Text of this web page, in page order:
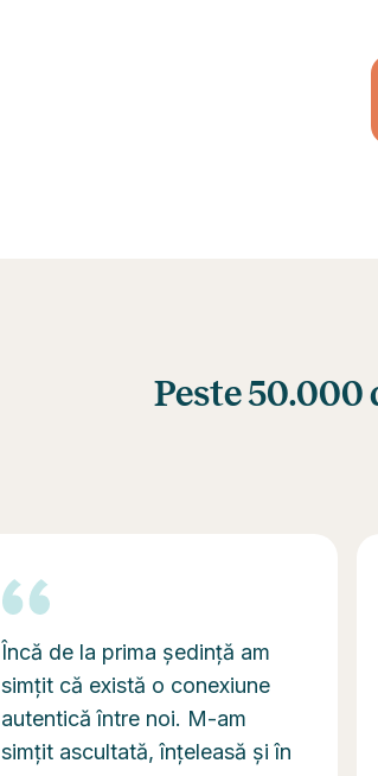
Peste
Încă de la prima ședință am
simțit că există o conexiune
autentică între noi. M-am
simțit ascultată, înțeleasă și în